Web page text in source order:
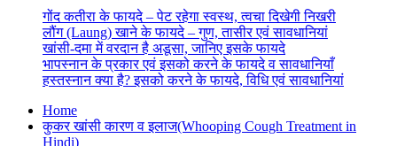
गोंद कतीरा के फायदे – पेट रहेगा स्वस्थ, त्वचा दिखेगी निखरी
लौंग (Laung) खाने के फायदे – गुण, तासीर एवं सावधानियां
खांसी-दमा में वरदान है अडूसा, जानिए इसके फायदे
भापस्नान के प्रकार एवं इसको करने के फायदे व सावधानियाँ
हस्तस्नान क्या है? इसको करने के फायदे, विधि एवं सावधानियां
Home
कुकर खांसी कारण व इलाज(Whooping Cough Treatment in
Hindi)